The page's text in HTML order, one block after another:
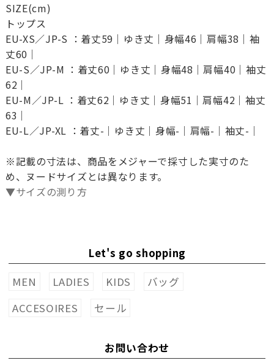
SIZE(cm)
トップス
EU-XS／JP-S ：着丈59｜ゆき丈｜身幅46｜肩幅38｜袖
丈60｜
EU-S／JP-M ：着丈60｜ゆき丈｜身幅48｜肩幅40｜袖丈
62｜
EU-M／JP-L ：着丈62｜ゆき丈｜身幅51｜肩幅42｜袖丈
63｜
EU-L／JP-XL ：着丈-｜ゆき丈｜身幅-｜肩幅-｜袖丈-｜
※記載の寸法は、商品をメジャーで採寸した実寸のた
め、ヌードサイズとは異なります。
▼サイズの測り方
Let's go shopping
MEN
LADIES KIDS
バッグ
ACCESOIRES
セール
お問い合わせ